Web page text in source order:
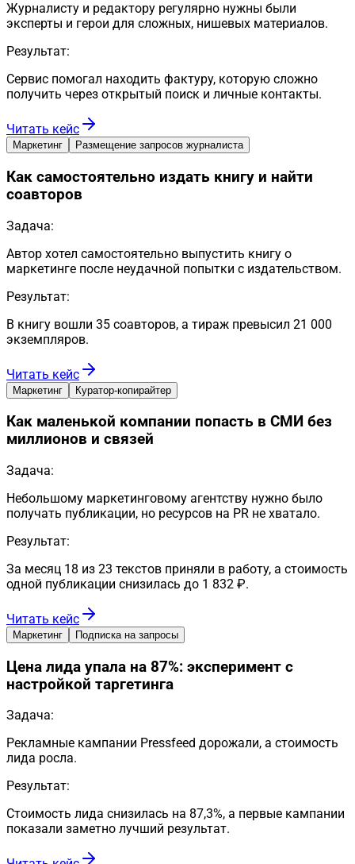
Журналисту и редактору регулярно нужны были
эксперты и герои для сложных, нишевых материалов.
Результат:
Сервис помогал находить фактуру, которую сложно
получить через открытый поиск и личные контакты.
Читать кейс
Маркетинг Размещение запросов журналиста
Как самостоятельно издать книгу и найти
соавторов
Задача:
Автор хотел самостоятельно выпустить книгу о
маркетинге после неудачной попытки с издательством.
Результат:
В книгу вошли 35 соавторов, а тираж превысил 21 000
экземпляров.
Читать кейс
Маркетинг Куратор-копирайтер
Как маленькой компании попасть в СМИ без
миллионов и связей
Задача:
Небольшому маркетинговому агентству нужно было
получать публикации, но ресурсов на PR не хватало.
Результат:
За месяц 18 из 23 текстов приняли в работу, а стоимость
одной публикации снизилась до 1 832 ₽.
Читать кейс
Маркетинг Подписка на запросы
Цена лида упала на 87%: эксперимент с
настройкой таргетинга
Задача:
Рекламные кампании Pressfeed дорожали, а стоимость
лида росла.
Результат:
Стоимость лида снизилась на 87,3%, а первые кампании
показали заметно лучший результат.